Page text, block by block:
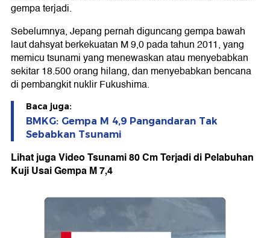
gempa terjadi.
Sebelumnya, Jepang pernah diguncang gempa bawah
laut dahsyat berkekuatan M 9,0 pada tahun 2011, yang
memicu tsunami yang menewaskan atau menyebabkan
sekitar 18.500 orang hilang, dan menyebabkan bencana
di pembangkit nuklir Fukushima.
Baca juga:
BMKG: Gempa M 4,9 Pangandaran Tak
Sebabkan Tsunami
Lihat juga Video Tsunami 80 Cm Terjadi di Pelabuhan
Kuji Usai Gempa M 7,4